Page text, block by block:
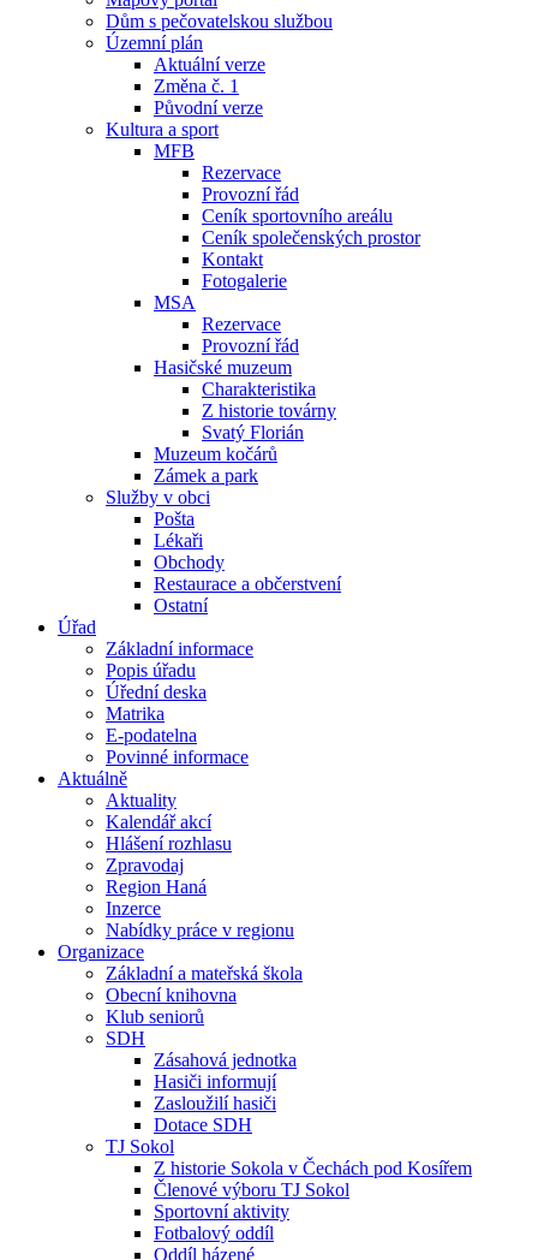
Dům s pečovatelskou službou
Územní plán
Aktuální verze
Změna č. 1
Původní verze
Kultura a sport
MFB
Rezervace
Provozní řád
Ceník sportovního areálu
Ceník společenských prostor
Kontakt
Fotogalerie
MSA
Rezervace
Provozní řád
Hasičské muzeum
Charakteristika
Z historie továrny
Svatý Florián
Muzeum kočárů
Zámek a park
Služby v obci
Pošta
Lékaři
Obchody
Restaurace a občerstvení
Ostatní
Úřad
Základní informace
Popis úřadu
Úřední deska
Matrika
E-podatelna
Povinné informace
Aktuálně
Aktuality
Kalendář akcí
Hlášení rozhlasu
Zpravodaj
Region Haná
Inzerce
Nabídky práce v regionu
Organizace
Základní a mateřská škola
Obecní knihovna
Klub seniorů
SDH
Zásahová jednotka
Hasiči informují
Zasloužilí hasiči
Dotace SDH
TJ Sokol
Z historie Sokola v Čechách pod Kosířem
Členové výboru TJ Sokol
Sportovní aktivity
Fotbalový oddíl
Oddíl házené